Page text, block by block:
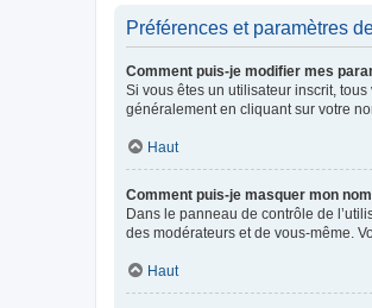
Préférences et paramètres
Comment puis-je modifier mes
Si vous êtes un utilisateur inscrit,
généralement en cliquant sur votre
Haut
Comment puis-je masquer mon
Dans le panneau de contrôle de
des modérateurs et de vous-même.
Haut